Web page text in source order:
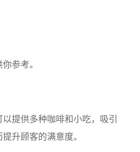
参考。
提供多种咖啡和小吃，吸引
升顾客的满意度。